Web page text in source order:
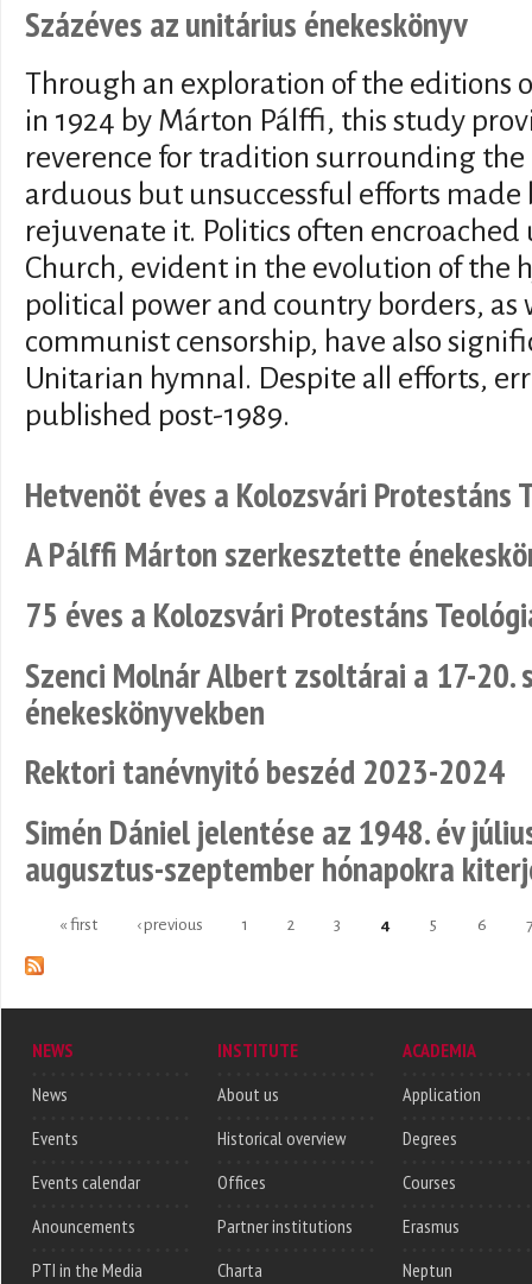
Százéves az unitárius énekeskönyv
Through an exploration of the editions
in 1924 by Márton Pálffi, this study
reverence for tradition surrounding the
arduous but unsuccessful efforts
rejuvenate it. Politics often encroached
Church, evident in the evolution of the
political power and country borders, as
communist censorship, have also
Unitarian hymnal. Despite all efforts,
published post-1989.
Hetvenöt éves a Kolozsvári Protestáns
A Pálffi Márton szerkesztette
75 éves a Kolozsvári Protestáns
Szenci Molnár Albert zsoltárai a 17-20.
énekeskönyvekben
Rektori tanévnyitó beszéd 2023-2024
Simén Dániel jelentése az 1948. év
augusztus-szeptember hónapokra
« first ‹ previous 1 2 3 4 5 6 7
NEWS
News
Events
Events calendar
Anouncements
PTI in the Media
INSTITUTE
About us
Historical overview
Offices
Partner institutions
Charta
ACADEMIA
Application
Degrees
Courses
Erasmus
Neptun